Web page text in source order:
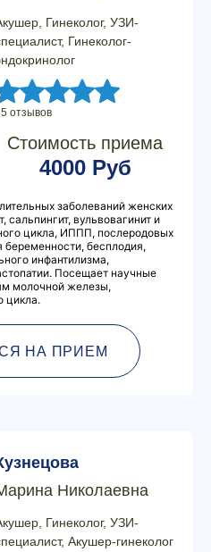
Гинеколог, УЗИ-
Гинеколог-
отзывов
Стоимость приема
4000 Руб
заболеваний женских
сальпингит, вульвовагинит и
цикла, ИППП, послеродовых
бесплодия,
инфантилизма,
Посещает научные
молочной железы,
цикла.
НА ПРИЕМ
Николаевна
Гинеколог, УЗИ-
Акушер-гинеколог